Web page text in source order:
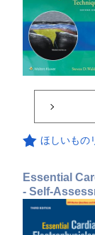
ほしいもの
Essential
- Self-